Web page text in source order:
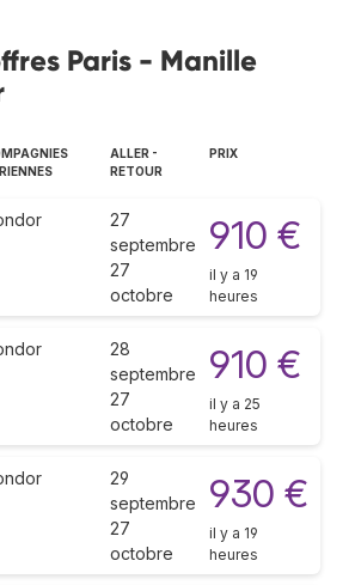
Paris - Manille
ALLER -
RETOUR
PRIX
27
septembre
27
octobre
910 €
il y a 19
heures
28
septembre
27
octobre
910 €
il y a 25
heures
29
septembre
27
octobre
930 €
il y a 19
heures